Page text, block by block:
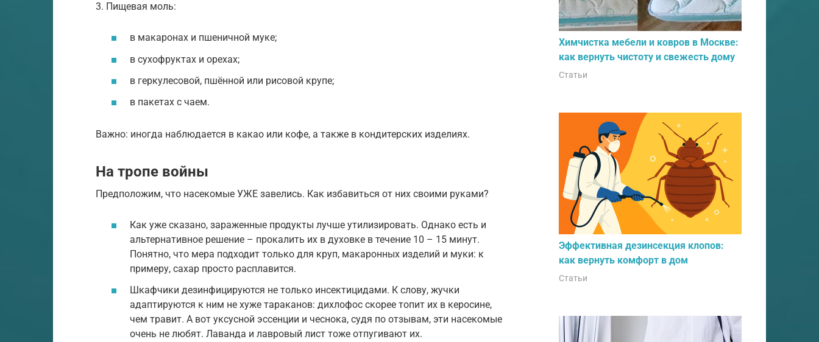
3. Пищевая моль:
в макаронах и пшеничной муке;
в сухофруктах и орехах;
в геркулесовой, пшённой или рисовой крупе;
в пакетах с чаем.
Важно: иногда наблюдается в какао или кофе, а также в кондитерских изделиях.
На тропе войны
Предположим, что насекомые УЖЕ завелись. Как избавиться от них своими руками?
Как уже сказано, зараженные продукты лучше утилизировать. Однако есть и
альтернативное решение – прокалить их в духовке в течение 10 – 15 минут.
Понятно, что мера подходит только для круп, макаронных изделий и муки: к
примеру, сахар просто расплавится.
Шкафчики дезинфицируются не только инсектицидами. К слову, жучки
адаптируются к ним не хуже тараканов: дихлофос скорее топит их в керосине,
чем травит. А вот уксусной эссенции и чеснока, судя по отзывам, эти насекомые
очень не любят. Лаванда и лавровый лист тоже отпугивают их.
Химчистка мебели и ковров в Москве:
как вернуть чистоту и свежесть дому
Статьи
Эффективная дезинсекция клопов:
как вернуть комфорт в дом
Статьи